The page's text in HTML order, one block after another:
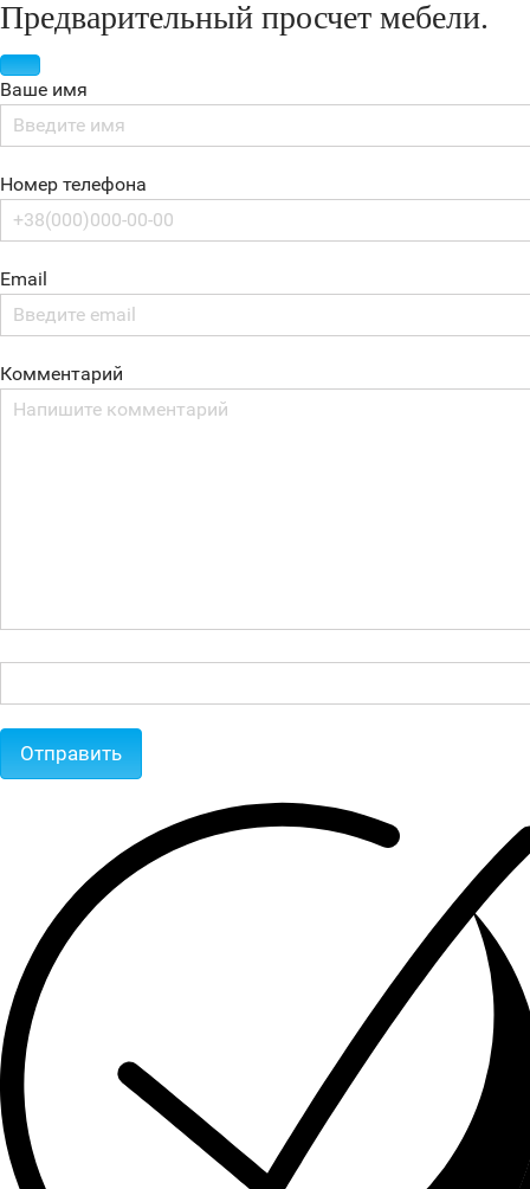
Предварительный просчет мебели.
Ваше имя
Номер телефона
Email
Комментарий
Отправить